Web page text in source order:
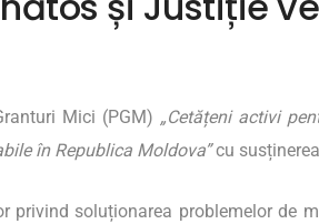
Mici (PGM) „Cetățeni activi
în Republica Moldova”cu
privind soluționarea problemelor de